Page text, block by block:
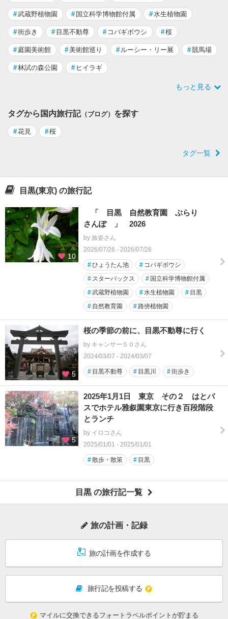
#武蔵野植物園 # 国立科学博物館付属 # 水生植物園
#街歩き # 目黒不動尊 # コバギボウシ #桜
# 庭園美術館 #美術館巡り # ルーシー・リー展 #競馬場
#林試の森公園 # ヒイラギ
もっと見る
タグから国内旅行記（ブログ） を探す
#花見 #桜
タグ一覧
目黒(東京) の旅行記
10
「 目黒 自然教育園 ぶらり
さんぽ 」 2026
by 旅姿さん
2026/07/26 - 2026/07/26
#ひょうたん池 # コバギボウシ
# スターバックス # 国立科学博物館付属
#武蔵野植物園 #水生植物園 # 目黒
# 自然教育園 #路傍植物園
5
桜の季節の前に、目黒不動尊に行く
by キャンサー５０さん
2024/03/07 - 2024/03/07
# 目黒不動尊 # 目黒川 #街歩き
5
2025年1月1日 東京 その２ はとバ
スでホテル雅叙園東京に行き百段階段
とランチ
by イロコさん
2025/01/01 - 2025/01/01
#散歩・散策 # 目黒
目黒 の旅行記一覧
旅の計画・記録
旅の計画を作成する
旅行記を投稿する
マイルに交換できるフォートラベルポイントが貯まる